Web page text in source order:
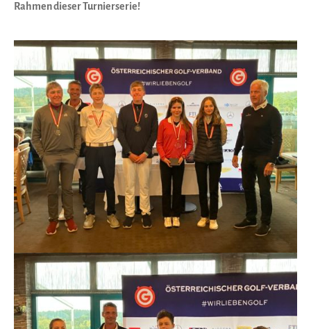
Rahmen dieser Turnierserie!